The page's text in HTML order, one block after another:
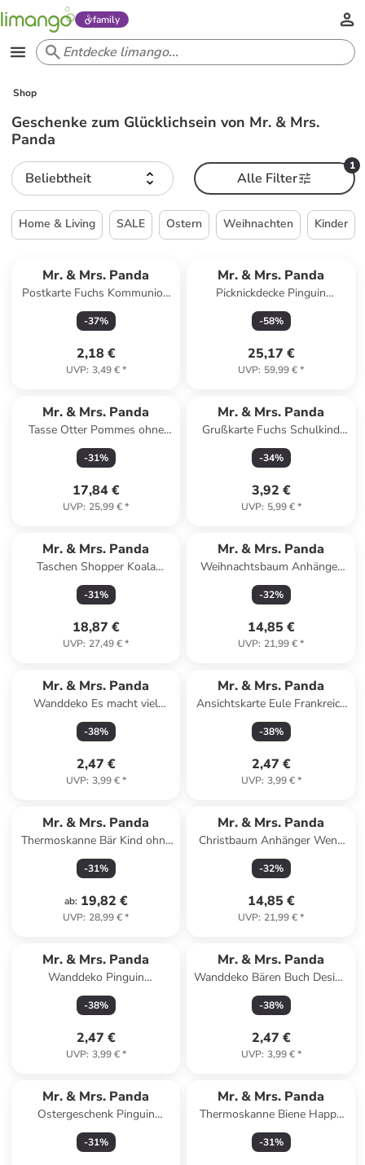
family
Shop
Geschenke zum Glücklichsein von Mr. & Mrs.
Panda
Beliebtheit
1
Alle Filter
Home & Living SALE Ostern Weihnachten Kinder
Mr. & Mrs. Panda
Postkarte Fuchs Kommunion
mit Spruch in Grau Pastell
-37%
2,18 €
UVP: 3,49 €*
Mr. & Mrs. Panda
Picknickdecke Pinguin
Kokosnuss mit Spruch in Bunt
-58%
25,17 €
UVP: 59,99 €*
Mr. & Mrs. Panda
Tasse Otter Pommes ohne
Spruch in Türkis
-31%
17,84 €
UVP: 25,99 €*
Mr. & Mrs. Panda
Grußkarte Fuchs Schulkind
mit Spruch in Weiß
-34%
3,92 €
UVP: 5,99 €*
Mr. & Mrs. Panda
Taschen Shopper Koala
Familie mit Spruch in Blau
Pastell
-31%
18,87 €
UVP: 27,49 €*
Mr. & Mrs. Panda
Weihnachtsbaum Anhänger
Igel Herzen Design ohne... in
Weiß
-32%
14,85 €
UVP: 21,99 €*
Mr. & Mrs. Panda
Wanddeko Es macht viel
wacher,... mit Spruch in
Schwarz
-38%
2,47 €
UVP: 3,99 €*
Mr. & Mrs. Panda
Ansichtskarte Eule Frankreich
Design mit Spruch in Weiß
-38%
2,47 €
UVP: 3,99 €*
Mr. & Mrs. Panda
Thermoskanne Bär Kind ohne
Spruch in Transparent
-31%
ab: 19,82 €
UVP: 28,99 €*
Mr. & Mrs. Panda
Christbaum Anhänger Wenn
Papa es nicht reparier... in
Weiß
-32%
14,85 €
UVP: 21,99 €*
Mr. & Mrs. Panda
Wanddeko Pinguin
Weihnachtsbaum ohne
Spruch in Weiß
-38%
2,47 €
UVP: 3,99 €*
Mr. & Mrs. Panda
Wanddeko Bären Buch Design
ohne Spruch in Weiß
-38%
2,47 €
UVP: 3,99 €*
Mr. & Mrs. Panda
Ostergeschenk Pinguin
Weihnachtsbaum mit Spruch
in Eisblau
-31%
Mr. & Mrs. Panda
Thermoskanne Biene Happy
mit Spruch in Transparent
-31%